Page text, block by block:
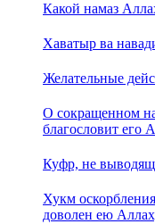
Какой намаз
Хаватыр ва
Желательные
О сокращенном
благословит его
Куфр, не
Хукм
доволен ею